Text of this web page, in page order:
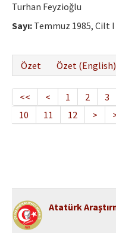
Turhan Feyzioğlu
Sayı: Temmuz 1985, Cilt I
Özet
Özet (English)
<< < 1 2 3
10
11 12 >
Atatürk